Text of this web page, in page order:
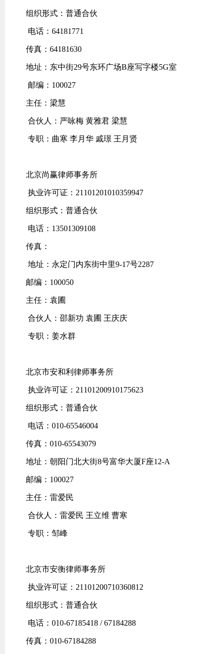
组织形式：普通合伙
电话：64181771
传真：64181630
地址：东中街29号东环广场B座写字楼5G室
邮编：100027
主任：梁慧
合伙人：严咏梅 黄雅君 梁慧
专职：曲寒 李月华 戚璟 王月贤
北京尚赢律师事务所
执业许可证：21101201010359947
组织形式：普通合伙
电话：13501309108
传真：
地址：永定门内东街中里9-17号2287
邮编：100050
主任：袁圃
合伙人：邵新功 袁圃 王庆庆
专职：姜水群
北京市安和利律师事务所
执业许可证：21101200910175623
组织形式：普通合伙
电话：010-65546004
传真：010-65543079
地址：朝阳门北大街8号富华大厦F座12-A
邮编：100027
主任：雷爱民
合伙人：雷爱民 王立维 曹寒
专职：邹峰
北京市安衡律师事务所
执业许可证：21101200710360812
组织形式：普通合伙
电话：010-67185418 / 67184288
传真：010-67184288